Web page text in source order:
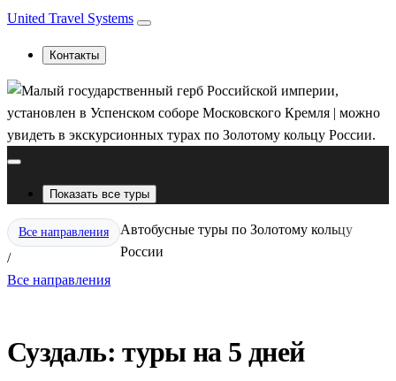
United Travel Systems
Контакты
Показать все туры
Все направления
/
Автобусные туры по Золотому кольцу
России
Все направления
Суздаль: туры на 5 дней